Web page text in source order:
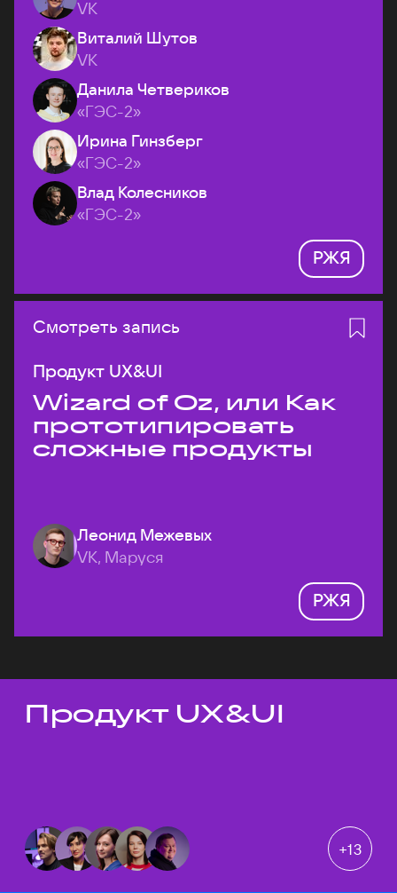
VK
Виталий Шутов
VK
Данила Четвериков
«ГЭС-2»
Ирина Гинзберг
«ГЭС-2»
Влад Колесников
«ГЭС-2»
РЖЯ
Смотреть запись
Продукт UX&UI
Wizard of Oz, или Как
прототипировать
сложные продукты
Леонид Межевых
VK, Маруся
РЖЯ
Темы докладов
Продукт UX&UI
+13